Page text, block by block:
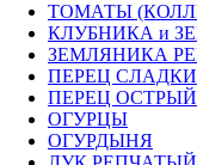
ТОМАТЫ
КЛУБНИКА и
ЗЕМЛЯНИКА
ПЕРЕЦ
ПЕРЕЦ ОСТРЫЙ
ОГУРЦЫ
ОГУРДЫНЯ